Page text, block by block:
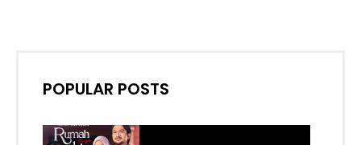
POPULAR POSTS